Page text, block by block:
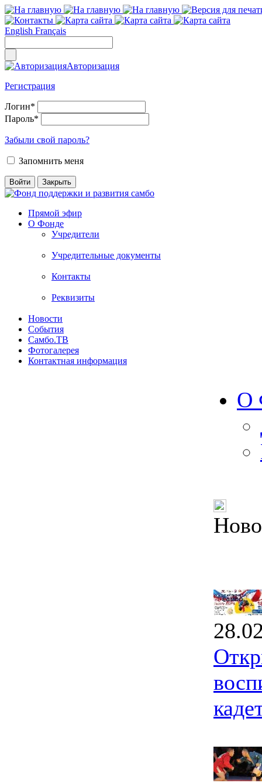
English Français
Авторизация
Регистрация
Логин*
Пароль*
Забыли свой пароль?
Запомнить меня
Прямой эфир
О Фонде
Учредители
Учредительные документы
Контакты
Реквизиты
Новости
События
Самбо.ТВ
Фотогалерея
Контактная информация
О